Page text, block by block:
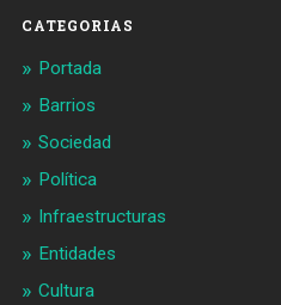
CATEGORIAS
Portada
Barrios
Sociedad
Política
Infraestructuras
Entidades
Cultura